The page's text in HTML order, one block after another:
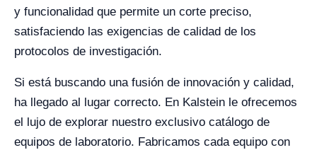
y funcionalidad que permite un corte preciso,
satisfaciendo las exigencias de calidad de los
protocolos de investigación.
Si está buscando una fusión de innovación y calidad,
ha llegado al lugar correcto. En Kalstein le ofrecemos
el lujo de explorar nuestro exclusivo catálogo de
equipos de laboratorio. Fabricamos cada equipo con